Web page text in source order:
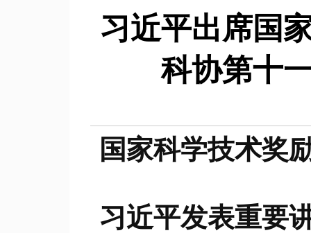
习近平出席国
科协第十
国家科学技术奖
习近平发表重要